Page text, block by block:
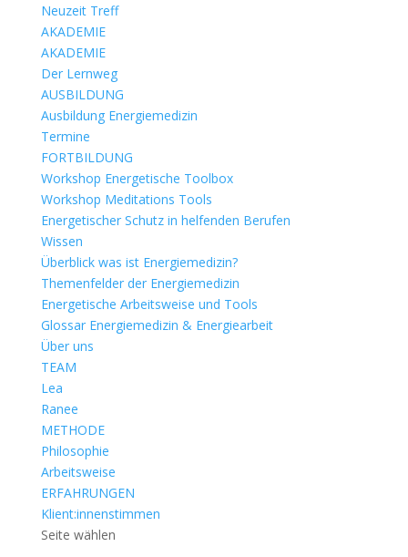
Neuzeit Treff
AKADEMIE
AKADEMIE
Der Lernweg
AUSBILDUNG
Ausbildung Energiemedizin
Termine
FORTBILDUNG
Workshop Energetische Toolbox
Workshop Meditations Tools
Energetischer Schutz in helfenden Berufen
Wissen
Überblick was ist Energiemedizin?
Themenfelder der Energiemedizin
Energetische Arbeitsweise und Tools
Glossar Energiemedizin & Energiearbeit
Über uns
TEAM
Lea
Ranee
METHODE
Philosophie
Arbeitsweise
ERFAHRUNGEN
Klient:innenstimmen
Seite wählen